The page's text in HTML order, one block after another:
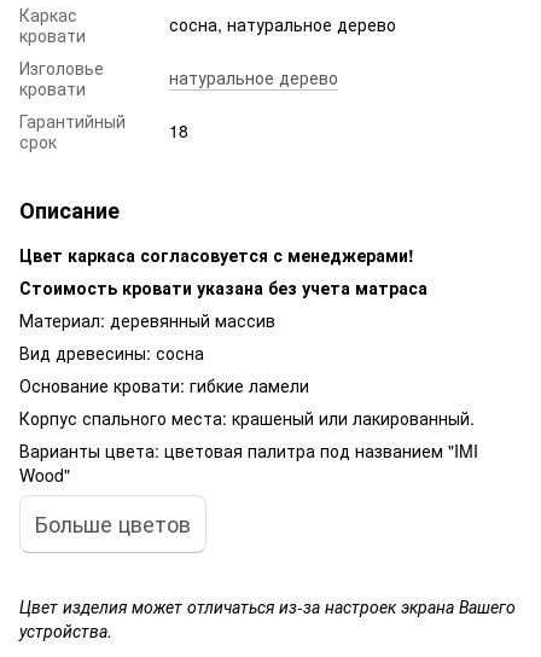
Каркас
кровати
сосна, натуральное дерево
Изголовье
кровати
натуральное дерево
Гарантийный
срок
18
Описание
Цвет каркаса согласовуется с менеджерами!
Стоимость кровати указана без учета матраса
Материал: деревянный массив
Вид древесины: сосна
Основание кровати: гибкие ламели
Корпус спального места: крашеный или лакированный.
Варианты цвета: цветовая палитра под названием "IMI
Wood"
Больше цветов
Цвет изделия может отличаться из-за настроек экрана Вашего
устройства.